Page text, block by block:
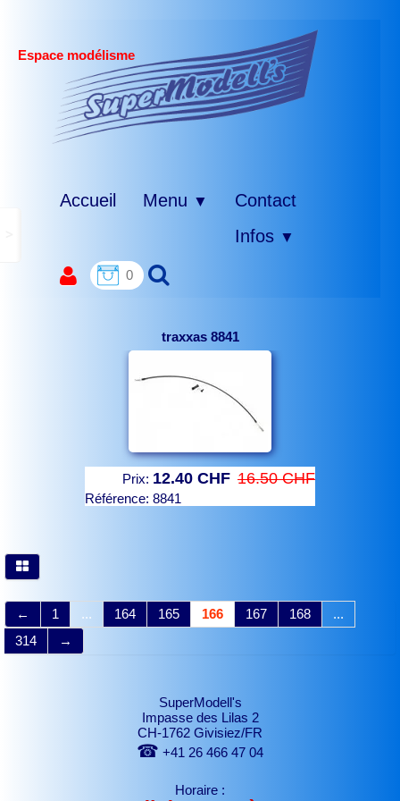
Espace modélisme
Accueil Menu ▼
Contact
Infos ▼
0
traxxas 8841
Prix: 12.40 CHF 16.50 CHF
Référence: 8841
← 1 ... 164 165 166 167 168
...
314
→
SuperModell's
Impasse des Lilas 2
CH-1762 Givisiez/FR
☎ +41 26 466 47 04
Horaire :